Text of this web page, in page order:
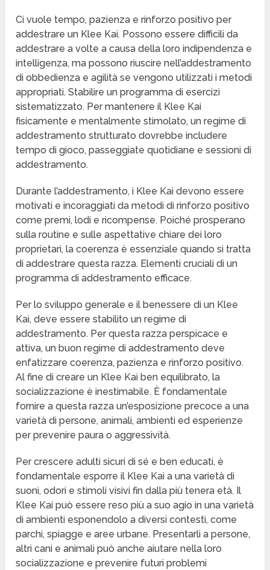
Ci vuole tempo, pazienza e rinforzo positivo per
addestrare un Klee Kai. Possono essere difficili da
addestrare a volte a causa della loro indipendenza e
intelligenza, ma possono riuscire nell’addestramento
di obbedienza e agilità se vengono utilizzati i metodi
appropriati. Stabilire un programma di esercizi
sistematizzato. Per mantenere il Klee Kai
fisicamente e mentalmente stimolato, un regime di
addestramento strutturato dovrebbe includere
tempo di gioco, passeggiate quotidiane e sessioni di
addestramento.
Durante l’addestramento, i Klee Kai devono essere
motivati e incoraggiati da metodi di rinforzo positivo
come premi, lodi e ricompense. Poiché prosperano
sulla routine e sulle aspettative chiare dei loro
proprietari, la coerenza è essenziale quando si tratta
di addestrare questa razza. Elementi cruciali di un
programma di addestramento efficace.
Per lo sviluppo generale e il benessere di un Klee
Kai, deve essere stabilito un regime di
addestramento. Per questa razza perspicace e
attiva, un buon regime di addestramento deve
enfatizzare coerenza, pazienza e rinforzo positivo.
Al fine di creare un Klee Kai ben equilibrato, la
socializzazione è inestimabile. È fondamentale
fornire a questa razza un’esposizione precoce a una
varietà di persone, animali, ambienti ed esperienze
per prevenire paura o aggressività.
Per crescere adulti sicuri di sé e ben educati, è
fondamentale esporre il Klee Kai a una varietà di
suoni, odori e stimoli visivi fin dalla più tenera età. Il
Klee Kai può essere reso più a suo agio in una varietà
di ambienti esponendolo a diversi contesti, come
parchi, spiagge e aree urbane. Presentarli a persone,
altri cani e animali può anche aiutare nella loro
socializzazione e prevenire futuri problemi